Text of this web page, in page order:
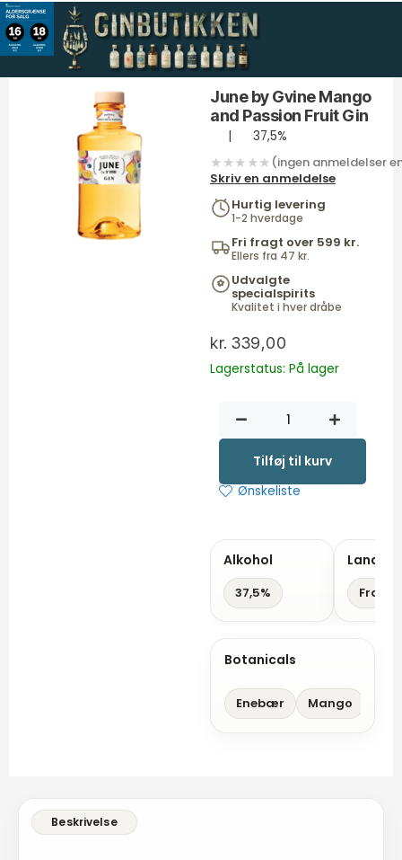
Gå
til
indholdet
June by Gvine Mango
and Passion Fruit Gin
37,5%
★★★★★ (ingen anmeldelser
Skriv en anmeldelse
Hurtig levering
1-2 hverdage
Fri fragt over 599 kr.
Ellers fra 47 kr.
Udvalgte
specialspirits
Kvalitet i hver dråbe
kr. 339,00
Lagerstatus: På lager
June
by
Gvine
Gin
antal
Tilføj til kurv
Ønskeliste
Alkohol
37,5%
Land
Botanicals
Enebær Mango
Mango
and
Passion
Fruit
Gin